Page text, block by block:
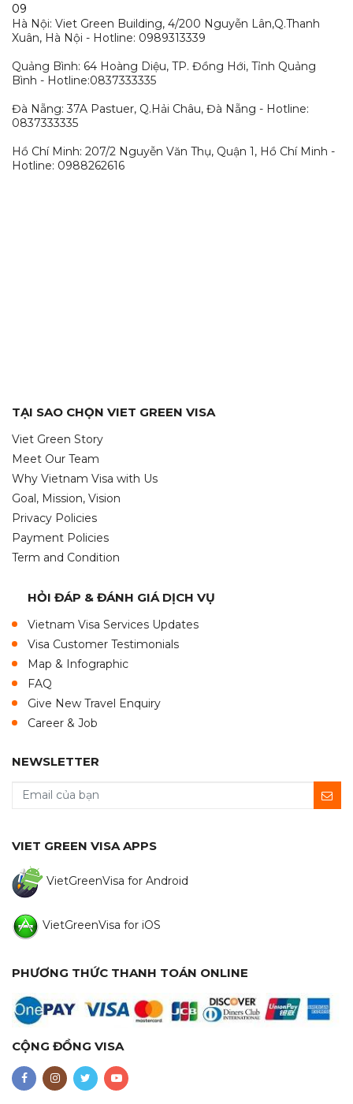
09
Hà Nội: Viet Green Building, 4/200 Nguyễn Lân,Q.Thanh
Xuân, Hà Nội - Hotline: 0989313339
Quảng Bình: 64 Hoàng Diệu, TP. Đồng Hới, Tỉnh Quảng
Bình - Hotline:0837333335
Đà Nẵng: 37A Pastuer, Q.Hải Châu, Đà Nẵng - Hotline:
0837333335
Hồ Chí Minh: 207/2 Nguyễn Văn Thụ, Quận 1, Hồ Chí Minh -
Hotline: 0988262616
TẠI SAO CHỌN VIET GREEN VISA
Viet Green Story
Meet Our Team
Why Vietnam Visa with Us
Goal, Mission, Vision
Privacy Policies
Payment Policies
Term and Condition
HỎI ĐÁP & ĐÁNH GIÁ DỊCH VỤ
Vietnam Visa Services Updates
Visa Customer Testimonials
Map & Infographic
FAQ
Give New Travel Enquiry
Career & Job
NEWSLETTER
VIET GREEN VISA APPS
VietGreenVisa for Android
VietGreenVisa for iOS
PHƯƠNG THỨC THANH TOÁN ONLINE
CỘNG ĐỒNG VISA